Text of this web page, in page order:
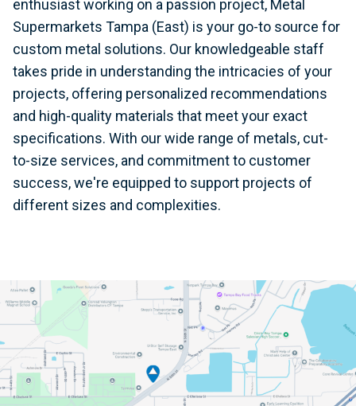
enthusiast working on a passion project, Metal
Supermarkets Tampa (East) is your go-to source for
custom metal solutions. Our knowledgeable staff
takes pride in understanding the intricacies of your
projects, offering personalized recommendations
and high-quality materials that meet your exact
specifications. With our wide range of metals, cut-
to-size services, and commitment to customer
success, we're equipped to support projects of
different sizes and complexities.